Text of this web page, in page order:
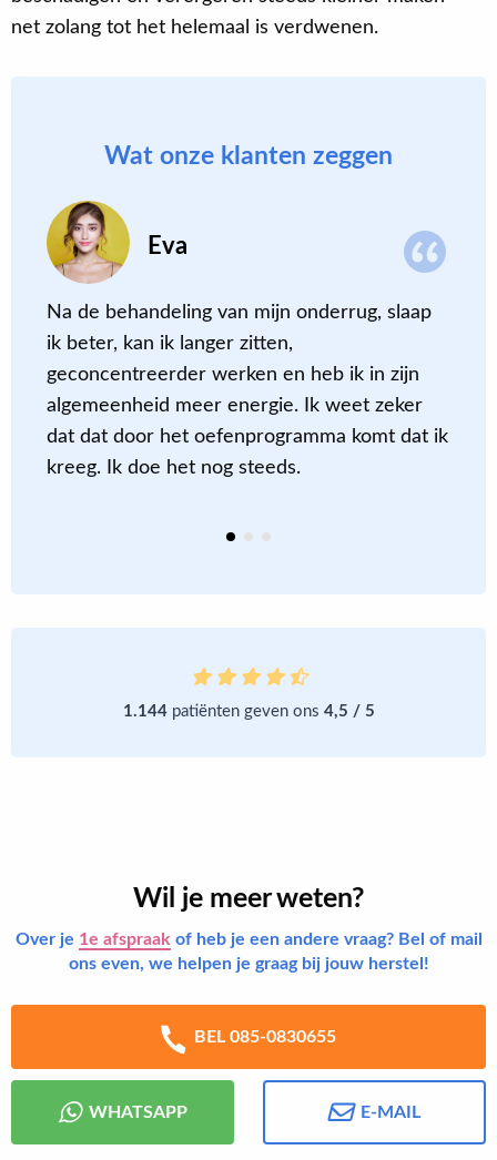
net zolang tot het helemaal is verdwenen.
Wat onze klanten zeggen
Eva
Na de behandeling van mijn onderrug, slaap
ik beter, kan ik langer zitten,
geconcentreerder werken en heb ik in zijn
algemeenheid meer energie. Ik weet zeker
dat dat door het oefenprogramma komt dat ik
kreeg. Ik doe het nog steeds.
1.144patiënten geven ons 4,5 / 5
Wil je meer weten?
Over je 1e afspraak of heb je een andere vraag? Bel of mail
ons even, we helpen je graag bij jouw herstel!
BEL 085-0830655
WHATSAPP E-MAIL